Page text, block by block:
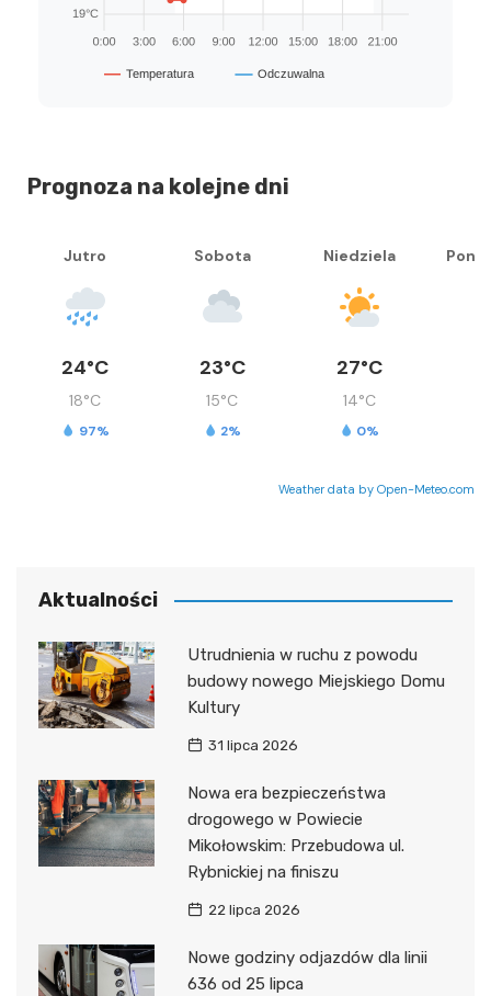
Prognoza na kolejne dni
Jutro
24°C
18°C
97%
Sobota
23°C
15°C
2%
Niedziela
27°C
14°C
0%
Weather data by Open-Meteo.com
Aktualności
Utrudnienia w ruchu z powodu
budowy nowego Miejskiego Domu
Kultury
31 lipca 2026
Nowa era bezpieczeństwa
drogowego w Powiecie
Mikołowskim: Przebudowa ul.
Rybnickiej na finiszu
22 lipca 2026
Nowe godziny odjazdów dla linii
636 od 25 lipca